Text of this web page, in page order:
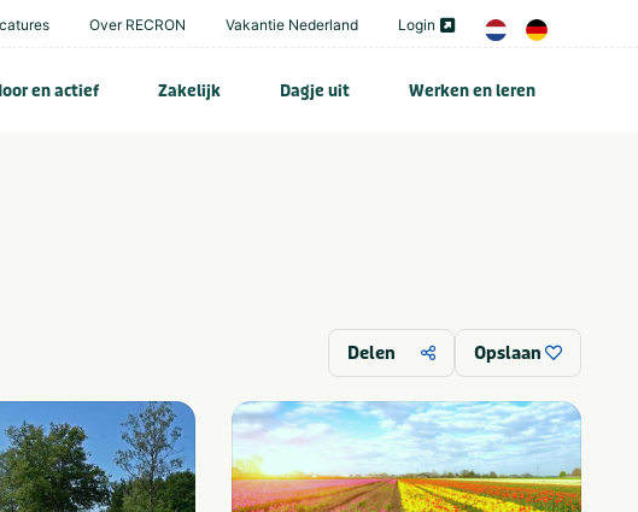
Over RECRON Vakantie Nederland Login
en actief Zakelijk Dagje uit Werken en leren
Delen Opslaan